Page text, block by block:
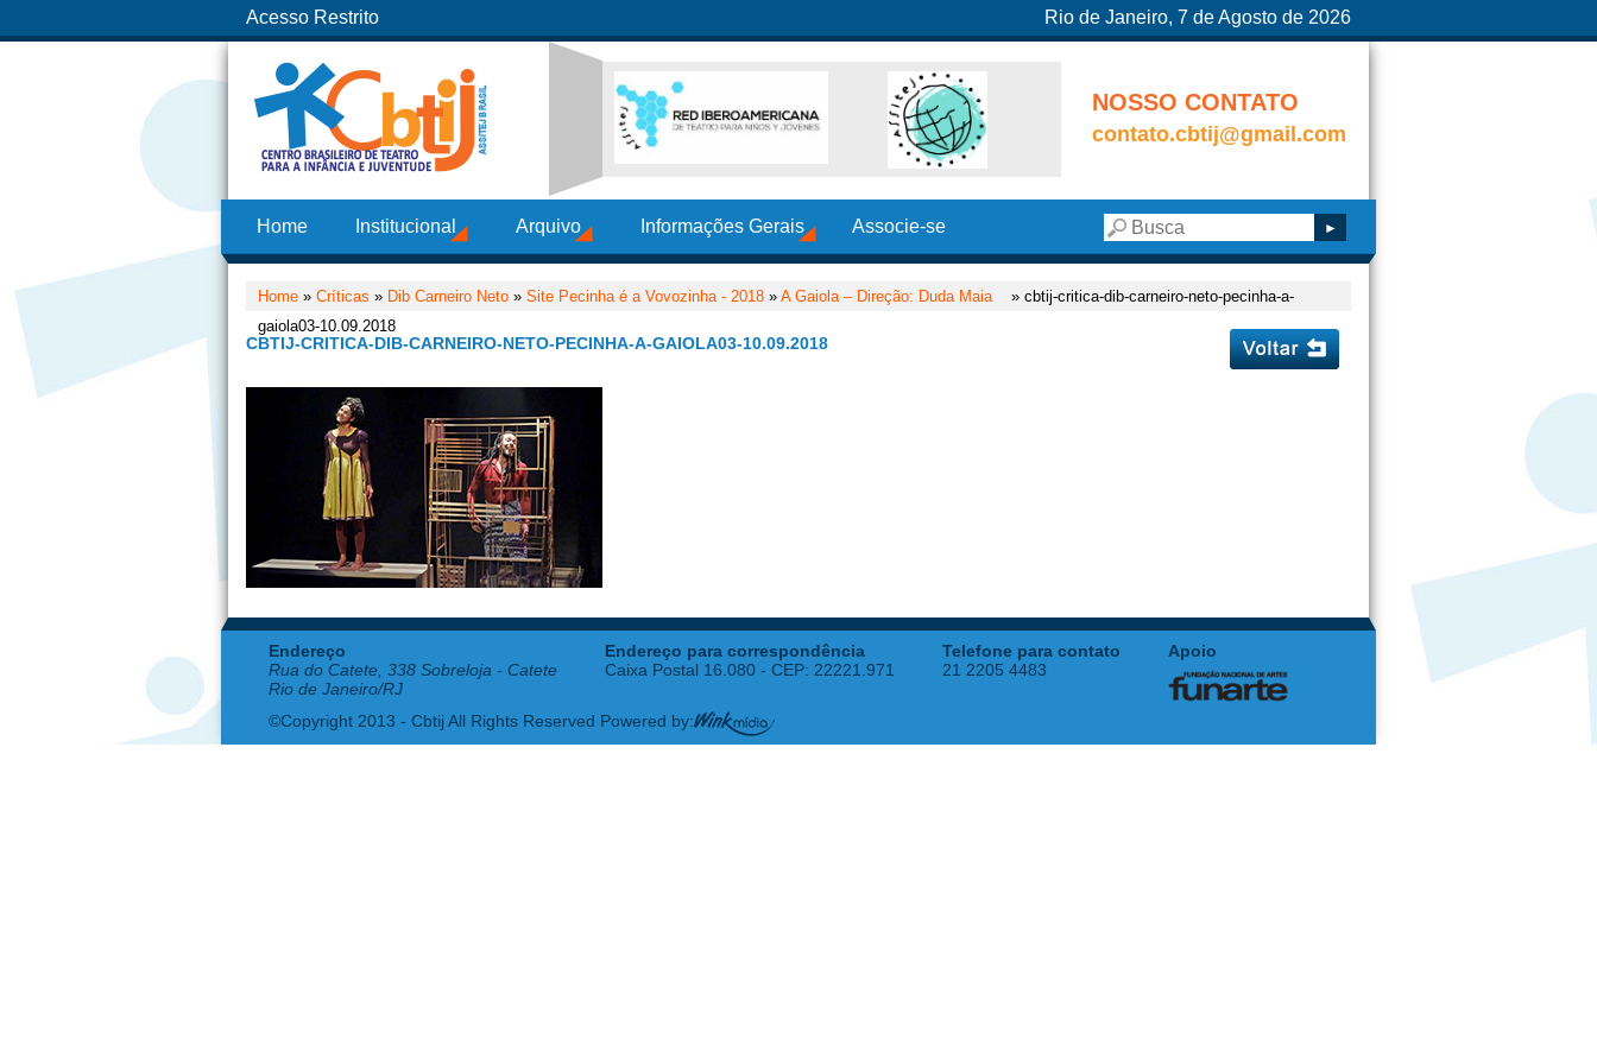
Acesso Restrito Rio de Janeiro, 7 de Agosto de 2026
NOSSO CONTATO
contato.cbtij@gmail.com
Home Institucional Arquivo Informações Gerais Associe-se
Home » Críticas » Dib Carneiro Neto » Site Pecinha é a Vovozinha - 2018 » A Gaiola – Direção: Duda Maia
» cbtij-critica-dib-carneiro-neto-pecinha-a-
gaiola03-10.09.2018
CBTIJ-CRITICA-DIB-CARNEIRO-NETO-PECINHA-A-GAIOLA03-10.09.2018
Endereço
Rua do Catete, 338 Sobreloja - Catete
Rio de Janeiro/RJ
Endereço para correspondência
Caixa Postal 16.080 - CEP: 22221.971
Telefone para contato
21 2205 4483
Apoio
©Copyright 2013 - Cbtij All Rights Reserved Powered by: